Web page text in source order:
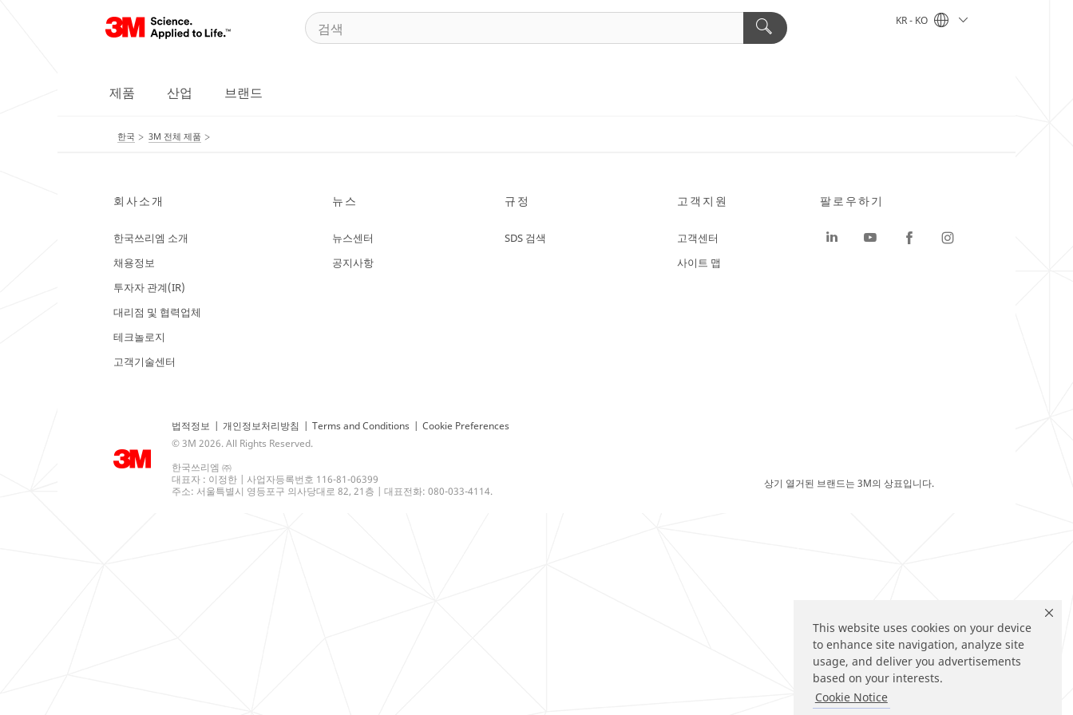
This website uses cookies on your device
to enhance site navigation, analyze site
usage, and deliver you advertisements
based on your interests.
Cookie Notice
KR - KO
제품 산업 브랜드
한국 3M 전체 제품
회사소개
한국쓰리엠 소개
채용정보
투자자 관계(IR)
대리점 및 협력업체
테크놀로지
고객기술센터
뉴스
뉴스센터
공지사항
규정
SDS 검색
고객지원
고객센터
사이트 맵
법적정보 | 개인정보처리방침 | Terms and Conditions | Cookie Preferences
© 3M 2026. All Rights Reserved.
한국쓰리엠 ㈜
대표자 : 이정한 | 사업자등록번호 116-81-06399
주소: 서울특별시 영등포구 의사당대로 82, 21층 | 대표전화: 080-033-4114.
팔로우하기
상기 열거된 브랜드는 3M의 상표입니다.